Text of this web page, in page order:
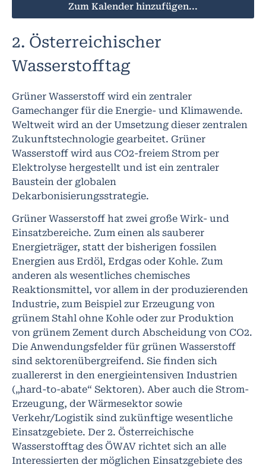
Zum Kalender hinzufügen...
2. Österreichischer
Wasserstofftag
Grüner Wasserstoff wird ein zentraler
Gamechanger für die Energie- und Klimawende.
Weltweit wird an der Umsetzung dieser zentralen
Zukunftstechnologie gearbeitet. Grüner
Wasserstoff wird aus CO2-freiem Strom per
Elektrolyse hergestellt und ist ein zentraler
Baustein der globalen
Dekarbonisierungsstrategie.
Grüner Wasserstoff hat zwei große Wirk- und
Einsatzbereiche. Zum einen als sauberer
Energieträger, statt der bisherigen fossilen
Energien aus Erdöl, Erdgas oder Kohle. Zum
anderen als wesentliches chemisches
Reaktionsmittel, vor allem in der produzierenden
Industrie, zum Beispiel zur Erzeugung von
grünem Stahl ohne Kohle oder zur Produktion
von grünem Zement durch Abscheidung von CO2.
Die Anwendungsfelder für grünen Wasserstoff
sind sektorenübergreifend. Sie finden sich
zuallererst in den energieintensiven Industrien
(„hard-to-abate“ Sektoren). Aber auch die Strom-
Erzeugung, der Wärmesektor sowie
Verkehr/Logistik sind zukünftige wesentliche
Einsatzgebiete. Der 2. Österreichische
Wasserstofftag des ÖWAV richtet sich an alle
Interessierten der möglichen Einsatzgebiete des